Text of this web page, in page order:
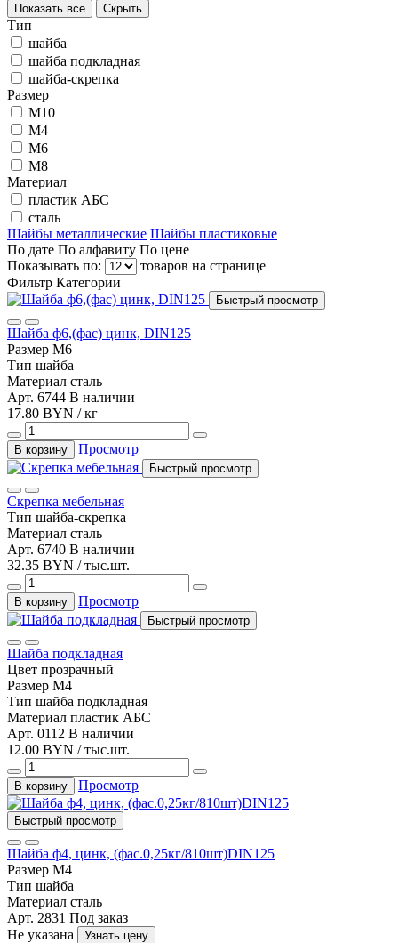
Показать все Скрыть
Тип
шайба
шайба подкладная
шайба-скрепка
Размер
М10
М4
М6
М8
Материал
пластик АБС
сталь
Шайбы металлические Шайбы пластиковые
По дате По алфавиту По цене
Показывать по:
товаров на странице
Фильтр Категории
Быстрый просмотр
Шайба ф6,(фас) цинк, DIN125
Размер М6
Тип шайба
Материал сталь
Арт. 6744 В наличии
17.80 BYN / кг
В корзину Просмотр
Быстрый просмотр
Скрепка мебельная
Тип шайба-скрепка
Материал сталь
Арт. 6740 В наличии
32.35 BYN / тыс.шт.
В корзину Просмотр
Быстрый просмотр
Шайба подкладная
Цвет прозрачный
Размер М4
Тип шайба подкладная
Материал пластик АБС
Арт. 0112 В наличии
12.00 BYN / тыс.шт.
В корзину Просмотр
Быстрый просмотр
Шайба ф4, цинк, (фас.0,25кг/810шт)DIN125
Размер М4
Тип шайба
Материал сталь
Арт. 2831 Под заказ
Не указана
Узнать цену